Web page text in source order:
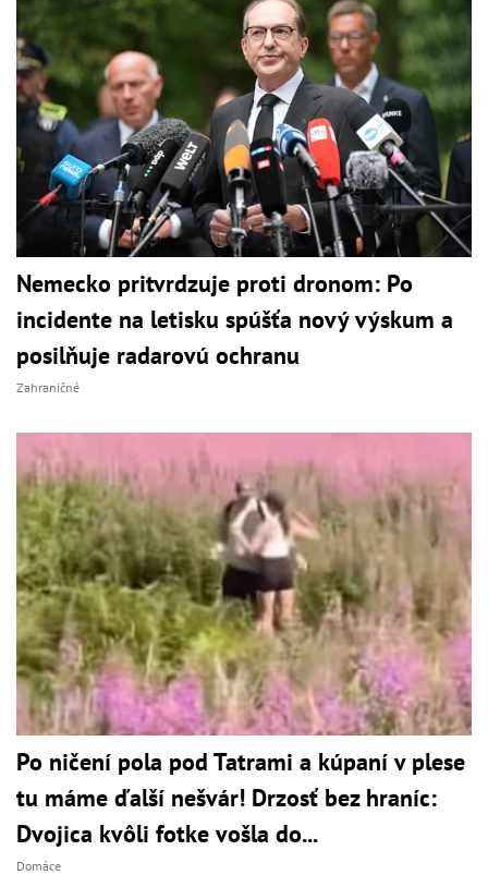
Nemecko pritvrdzuje proti dronom: Po
incidente na letisku spúšťa nový výskum a
posilňuje radarovú ochranu
Zahraničné
Po ničení pola pod Tatrami a kúpaní v plese
tu máme ďalší nešvár! Drzosť bez hraníc:
Dvojica kvôli fotke vošla do...
Domáce